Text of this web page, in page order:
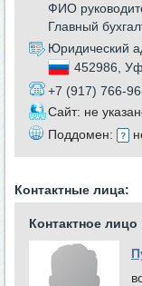
ФИО
Главный
Юридический
452986,
+7 (917) 766-
Сайт: не
Поддомен:
Контактные лица:
Контактное лицо